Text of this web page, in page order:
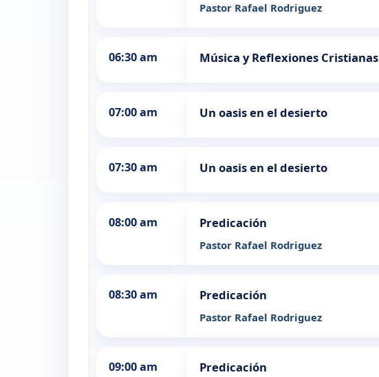
Pastor Rafael Rodriguez
06:30 am Música y Reflexiones Cristianas
07:00 am Un oasis en el desierto
07:30 am Un oasis en el desierto
08:00 am Predicación
Pastor Rafael Rodriguez
08:30 am Predicación
Pastor Rafael Rodriguez
09:00 am Predicación